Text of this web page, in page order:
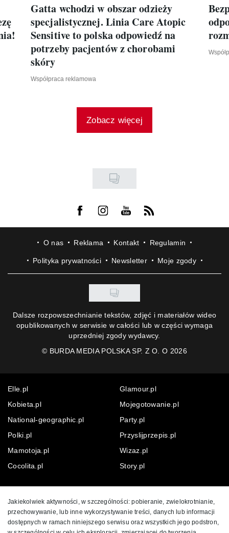
Gatta wchodzi w obszar odzieży
specjalistycznej. Linia Care Atopic
Sensitive to polska odpowiedź na
potrzeby pacjentów z chorobami
skóry
Współpraca reklamowa
Zobacz więcej
Visit us on Facebook
Visit us on Instagram
Visit us on Youtube
Visit us on Rss
O nas Reklama Kontakt Regulamin
Polityka prywatności Newsletter Moje zgody
Dalsze rozpowszechnianie tekstów, zdjęć i materiałów wideo
opublikowanych w serwisie w całości lub w części wymaga
uprzedniej zgody wydawcy.
© BURDA MEDIA POLSKA SP. Z O. O 2026
Elle.pl
Glamour.pl
Kobieta.pl
Mojegotowanie.pl
National-geographic.pl
Party.pl
Polki.pl
Przyslijprzepis.pl
Mamotoja.pl
Wizaz.pl
Cocolita.pl
Story.pl
Jakiekolwiek aktywności, w szczególności: pobieranie, zwielokrotnianie,
przechowywanie, lub inne wykorzystywanie treści, danych lub informacji
dostępnych w ramach niniejszego serwisu oraz wszystkich jego podstron,